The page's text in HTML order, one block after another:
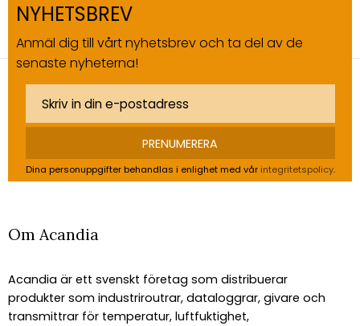
NYHETSBREV
Anmäl dig till vårt nyhetsbrev och ta del av de
senaste nyheterna!
PRENUMERERA
Dina personuppgifter behandlas i enlighet med vår integritetspolicy.
Om Acandia
Acandia är ett svenskt företag som distribuerar
produkter som industriroutrar, dataloggrar, givare och
transmittrar för temperatur, luftfuktighet,